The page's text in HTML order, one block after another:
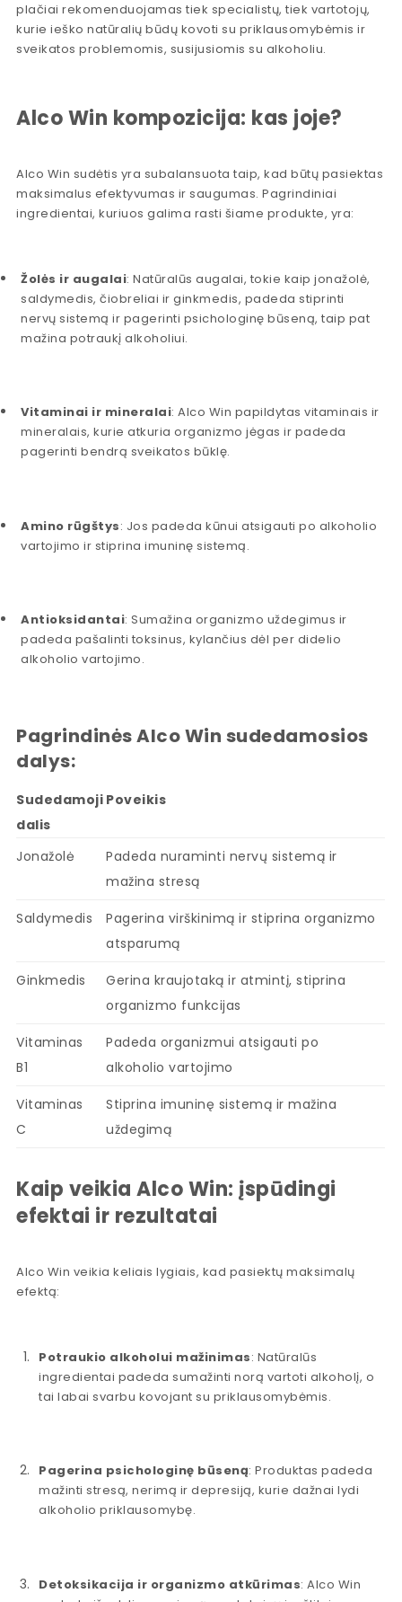
plačiai rekomenduojamas tiek specialistų, tiek vartotojų,
kurie ieško natūralių būdų kovoti su priklausomybėmis ir
sveikatos problemomis, susijusiomis su alkoholiu.
Alco Win kompozicija: kas joje?
Alco Win sudėtis yra subalansuota taip, kad būtų pasiektas
maksimalus efektyvumas ir saugumas. Pagrindiniai
ingredientai, kuriuos galima rasti šiame produkte, yra:
Žolės ir augalai: Natūralūs augalai, tokie kaip jonažolė,
saldymedis, čiobreliai ir ginkmedis, padeda stiprinti
nervų sistemą ir pagerinti psichologinę būseną, taip pat
mažina potraukį alkoholiui.
Vitaminai ir mineralai: Alco Win papildytas vitaminais ir
mineralais, kurie atkuria organizmo jėgas ir padeda
pagerinti bendrą sveikatos būklę.
Amino rūgštys: Jos padeda kūnui atsigauti po alkoholio
vartojimo ir stiprina imuninę sistemą.
Antioksidantai: Sumažina organizmo uždegimus ir
padeda pašalinti toksinus, kylančius dėl per didelio
alkoholio vartojimo.
Pagrindinės Alco Win sudedamosios
dalys:
Sudedamoji
dalis
Poveikis
Jonažolė
Padeda nuraminti nervų sistemą ir
mažina stresą
Saldymedis
Pagerina virškinimą ir stiprina organizmo
atsparumą
Ginkmedis
Gerina kraujotaką ir atmintį, stiprina
organizmo funkcijas
Vitaminas
B1
Padeda organizmui atsigauti po
alkoholio vartojimo
Vitaminas
C
Stiprina imuninę sistemą ir mažina
uždegimą
Kaip veikia Alco Win: įspūdingi
efektai ir rezultatai
Alco Win veikia keliais lygiais, kad pasiektų maksimalų
efektą:
Potraukio alkoholui mažinimas: Natūralūs
ingredientai padeda sumažinti norą vartoti alkoholį, o
tai labai svarbu kovojant su priklausomybėmis.
Pagerina psichologinę būseną: Produktas padeda
mažinti stresą, nerimą ir depresiją, kurie dažnai lydi
alkoholio priklausomybę.
Detoksikacija ir organizmo atkūrimas: Alco Win